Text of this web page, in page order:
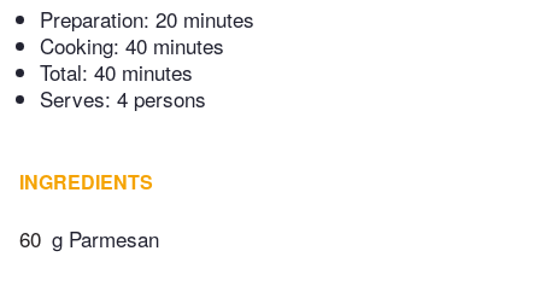
Preparation: 20 minutes
Cooking: 40 minutes
Total: 40 minutes
Serves: 4 persons
INGREDIENTS
60 g Parmesan